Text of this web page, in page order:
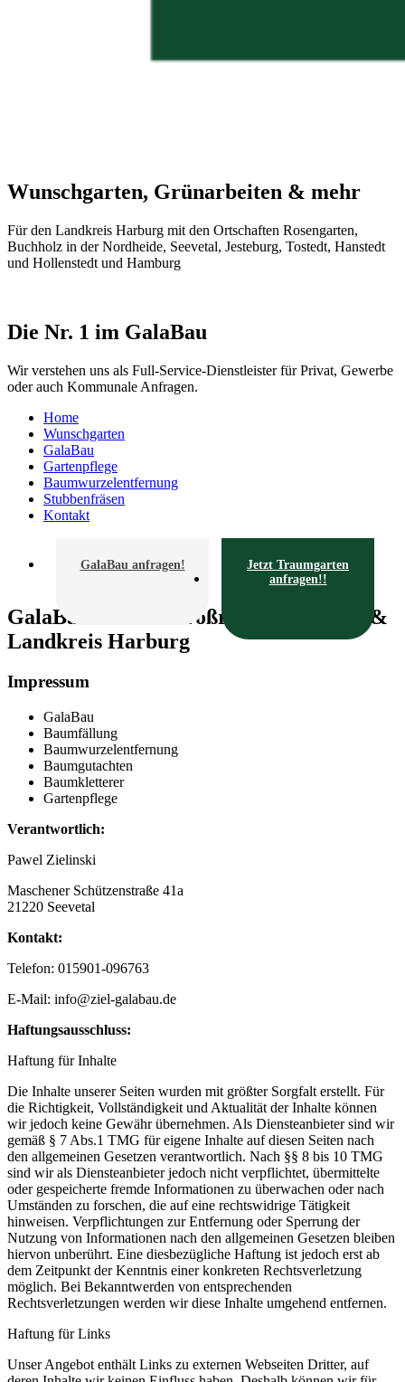
Wunschgarten, Grünarbeiten & mehr
Für den Landkreis Harburg mit den Ortschaften Rosengarten,
Buchholz in der Nordheide, Seevetal, Jesteburg, Tostedt, Hanstedt
und Hollenstedt und Hamburg
Die Nr. 1 im GalaBau
Wir verstehen uns als Full-Service-Dienstleister für Privat, Gewerbe
oder auch Kommunale Anfragen.
Home
Wunschgarten
GalaBau
Gartenpflege
Baumwurzelentfernung
Stubbenfräsen
Kontakt
GalaBau anfragen!
Jetzt Traumgarten
anfragen!!
GalaBau für den Großraum Hamburg &
Landkreis Harburg
Impressum
GalaBau
Baumfällung
Baumwurzelentfernung
Baumgutachten
Baumkletterer
Gartenpflege
Verantwortlich:
Pawel Zielinski
Maschener Schützenstraße 41a
21220 Seevetal
Kontakt:
Telefon: 015901-096763
E-Mail: info@ziel-galabau.de
Haftungsausschluss:
Haftung für Inhalte
Die Inhalte unserer Seiten wurden mit größter Sorgfalt erstellt. Für
die Richtigkeit, Vollständigkeit und Aktualität der Inhalte können
wir jedoch keine Gewähr übernehmen. Als Diensteanbieter sind wir
gemäß § 7 Abs.1 TMG für eigene Inhalte auf diesen Seiten nach
den allgemeinen Gesetzen verantwortlich. Nach §§ 8 bis 10 TMG
sind wir als Diensteanbieter jedoch nicht verpflichtet, übermittelte
oder gespeicherte fremde Informationen zu überwachen oder nach
Umständen zu forschen, die auf eine rechtswidrige Tätigkeit
hinweisen. Verpflichtungen zur Entfernung oder Sperrung der
Nutzung von Informationen nach den allgemeinen Gesetzen bleiben
hiervon unberührt. Eine diesbezügliche Haftung ist jedoch erst ab
dem Zeitpunkt der Kenntnis einer konkreten Rechtsverletzung
möglich. Bei Bekanntwerden von entsprechenden
Rechtsverletzungen werden wir diese Inhalte umgehend entfernen.
Haftung für Links
Unser Angebot enthält Links zu externen Webseiten Dritter, auf